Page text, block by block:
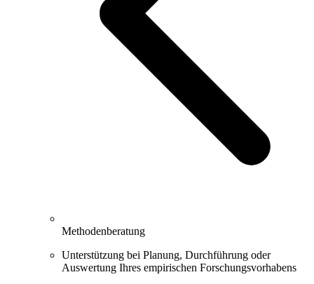
Methodenberatung
Unterstützung bei Planung, Durchführung oder
Auswertung Ihres empirischen Forschungsvorhabens